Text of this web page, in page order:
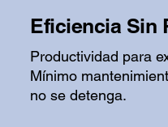
Eficiencia Sin
Productividad para
Mínimo
no se detenga.